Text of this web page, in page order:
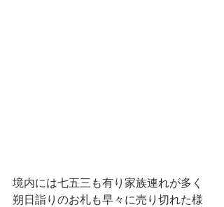
境内には七五三も有り家族連れが多く
朔日詣りのお札も早々に売り切れた様